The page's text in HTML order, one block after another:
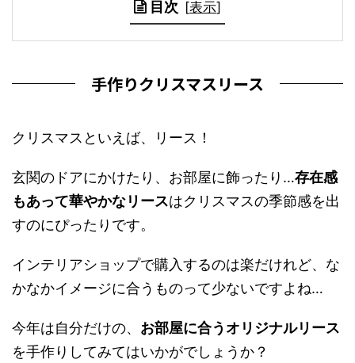
目次 [表示]
手作りクリスマスリース
クリスマスといえば、リース！
玄関のドアにかけたり、お部屋に飾ったり…存在感
もあって華やかなリースはクリスマスの季節感を出
すのにぴったりです。
インテリアショップで購入するのは楽だけれど、な
かなかイメージに合うものって少ないですよね…
今年は自分だけの、 お部屋に合うオリジナルリース
を手作りしてみてはいかがでしょうか？